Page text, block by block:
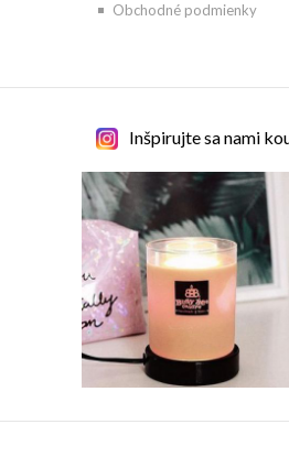
Obchodné podmienky
Inšpirujte sa nami